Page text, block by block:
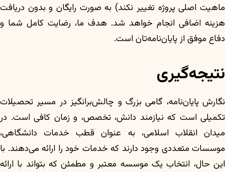
ماهیت اصلی پروژه تغییر نکند) به صورت رایگان و بدون دریافت
هزینه اضافی انجام خواهد شد. هدف ما، رضایت کامل شما و
دفاع موفق از پایان‌نامه‌تان است.
نتیجه‌گیری
نگارش پایان‌نامه، گامی بزرگ و چالش‌برانگیز در مسیر تحصیلات
تکمیلی است که نیازمند دانش، تخصص، و زمان کافی است. در
میدان انقلاب اسلامی، به عنوان قطب خدمات دانشگاهی،
موسسات متعددی وجود دارند که خدمات خود را ارائه می‌دهند. با
این حال، انتخاب یک موسسه معتبر و مطمئن که بتواند با ارائه